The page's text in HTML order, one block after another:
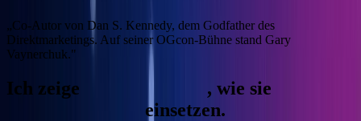
„Co-Autor von Dan S. Kennedy, dem Godfather des
Direktmarketings. Auf seiner OGcon-Bühne stand Gary
Vaynerchuk."
Ich zeige , wie sie
einsetzen.